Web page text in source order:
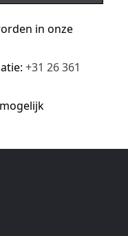
in onze
+31 26 361